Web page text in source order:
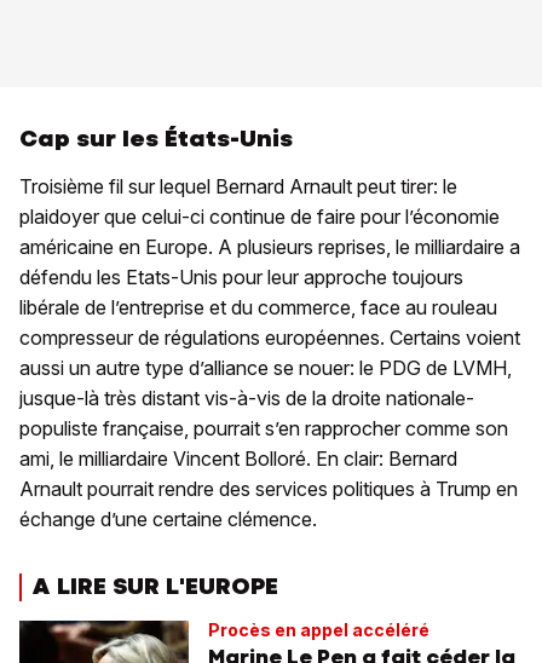
Cap sur les États-Unis
Troisième fil sur lequel Bernard Arnault peut tirer: le
plaidoyer que celui-ci continue de faire pour l’économie
américaine en Europe. A plusieurs reprises, le milliardaire a
défendu les Etats-Unis pour leur approche toujours
libérale de l’entreprise et du commerce, face au rouleau
compresseur de régulations européennes. Certains voient
aussi un autre type d’alliance se nouer: le PDG de LVMH,
jusque-là très distant vis-à-vis de la droite nationale-
populiste française, pourrait s’en rapprocher comme son
ami, le milliardaire Vincent Bolloré. En clair: Bernard
Arnault pourrait rendre des services politiques à Trump en
échange d’une certaine clémence.
A LIRE SUR L'EUROPE
Procès en appel accéléré
Marine Le Pen a fait céder la